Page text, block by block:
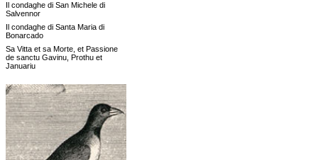
Il condaghe di San Michele di
Salvennor
Il condaghe di Santa Maria di
Bonarcado
Sa Vitta et sa Morte, et Passione
de sanctu Gavinu, Prothu et
Januariu